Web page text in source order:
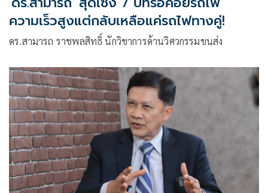
ความเร็วสูงแต่กลับเหลือแค่รถไฟทางคู่!
ดร.สามารถ ราชพลสิทธิ์ นักวิชาการด้านวิศวกรรมขนส่ง